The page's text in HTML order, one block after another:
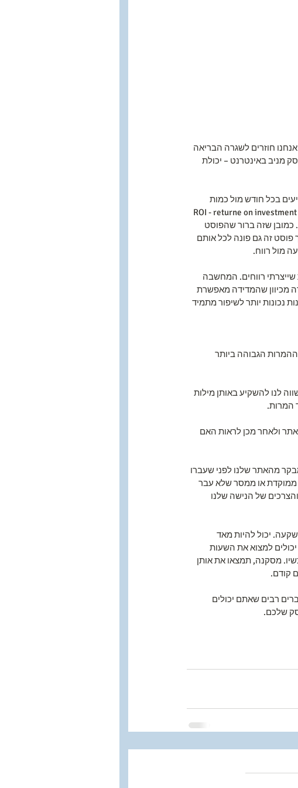
חוזרים לשגרה הבריאה
מניב באינטרנט – יכולת
בכל חודש מול כמות
כמובן שזה ברור שהפוסט
פוסט זה גם פונה לכל אותם
מול רווח.
רווחים. המחשבה
מכיוון שהמדידה מאפשרת
יותר לשיפור מתמיד
ההמרות הגבוהה ביותר
לנו להשקיע באותן מילות
המרות.
ולאחר מכן לראות האם
מהאתר שלנו לפני שעברו
ממוקדת או ממסר שלא עבר
של הנישה שלנו
יכול להיות מאד
למצוא את השעות
מסקנה, תמצאו את אותן
קודם.
רבים שאתם יכולים
שלכם.